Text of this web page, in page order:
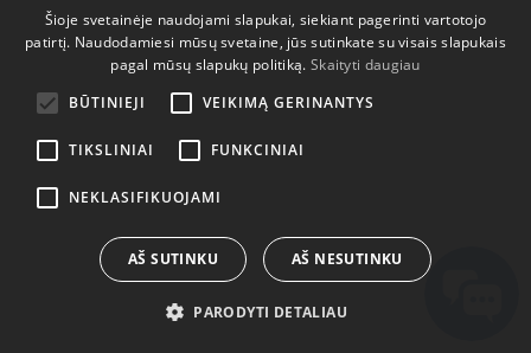
ENGLISH
DUTCH
ESTONIAN
Šioje svetainėje naudojami slapukai, siekiant pagerinti vartotojo
patirtį. Naudodamiesi mūsų svetaine, jūs sutinkate su visais slapukais
pagal mūsų slapukų politiką. Skaityti daugiau
BŪTINIEJI
VEIKIMĄ GERINANTYS
TIKSLINIAI FUNKCINIAI
NEKLASIFIKUOJAMI
AŠ SUTINKU AŠ NESUTINKU
PARODYTI DETALIAU